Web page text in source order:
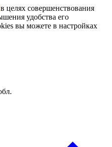
в целях совершенствования
удобства его
вы можете в настройках